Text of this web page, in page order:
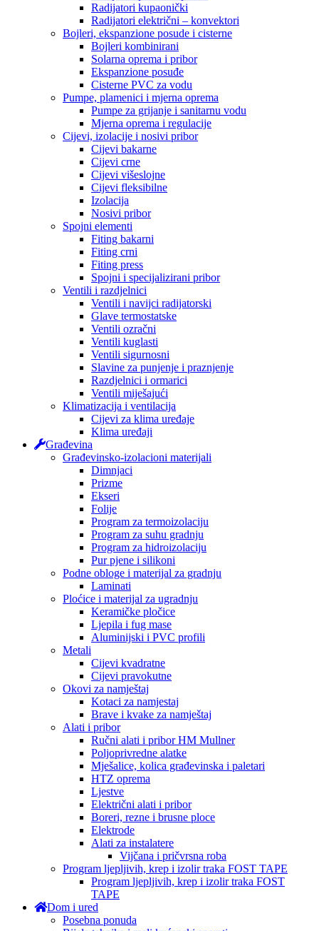
Radijatori kupaonički
Radijatori električni – konvektori
Bojleri, ekspanzione posude i cisterne
Bojleri kombinirani
Solarna oprema i pribor
Ekspanzione posuđe
Cisterne PVC za vodu
Pumpe, plamenici i mjerna oprema
Pumpe za grijanje i sanitarnu vodu
Mjerna oprema i regulacije
Cijevi, izolacije i nosivi pribor
Cijevi bakarne
Cijevi crne
Cijevi višeslojne
Cijevi fleksibilne
Izolacija
Nosivi pribor
Spojni elementi
Fiting bakarni
Fiting crni
Fiting press
Spojni i specijalizirani pribor
Ventili i razdjelnici
Ventili i navijci radijatorski
Glave termostatske
Ventili ozračni
Ventili kuglasti
Ventili sigurnosni
Slavine za punjenje i praznjenje
Razdjelnici i ormarici
Ventili miješajući
Klimatizacija i ventilacija
Cijevi za klima uređaje
Klima uređaji
Građevina
Građevinsko-izolacioni materijali
Dimnjaci
Prizme
Ekseri
Folije
Program za termoizolaciju
Program za suhu gradnju
Program za hidroizolaciju
Pur pjene i silikoni
Podne obloge i materijal za gradnju
Laminati
Ploćice i materijal za ugradnju
Keramičke pločice
Ljepila i fug mase
Aluminijski i PVC profili
Metali
Cijevi kvadratne
Cijevi pravokutne
Okovi za namještaj
Kotaci za namjestaj
Brave i kvake za namještaj
Alati i pribor
Ručni alati i pribor HM Mullner
Poljoprivredne alatke
Mješalice, kolica građevinska i paletari
HTZ oprema
Ljestve
Električni alati i pribor
Boreri, rezne i brusne ploce
Elektrode
Alati za instalatere
Vijčana i pričvrsna roba
Program ljepljivih, krep i izolir traka FOST TAPE
Program ljepljivih, krep i izolir traka FOST
TAPE
Dom i ured
Posebna ponuda